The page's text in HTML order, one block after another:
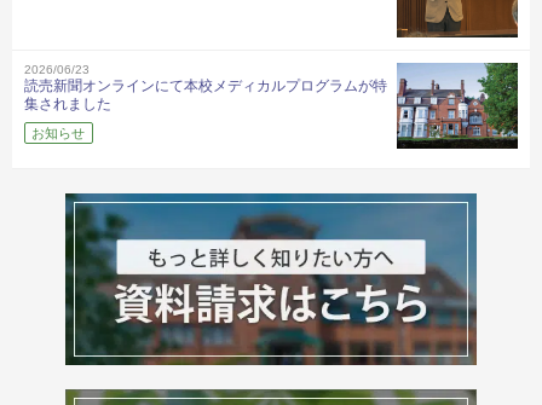
2026/06/23
読売新聞オンラインにて本校メディカルプログラムが特
集されました
お知らせ